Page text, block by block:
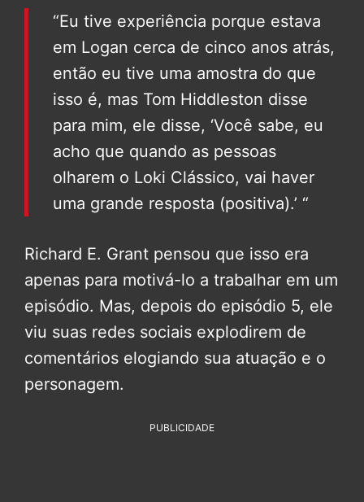
“Eu tive experiência porque estava
em Logan cerca de cinco anos atrás,
então eu tive uma amostra do que
isso é, mas Tom Hiddleston disse
para mim, ele disse, ‘Você sabe, eu
acho que quando as pessoas
olharem o Loki Clássico, vai haver
uma grande resposta (positiva).’ “
Richard E. Grant pensou que isso era
apenas para motivá-lo a trabalhar em um
episódio. Mas, depois do episódio 5, ele
viu suas redes sociais explodirem de
comentários elogiando sua atuação e o
personagem.
PUBLICIDADE